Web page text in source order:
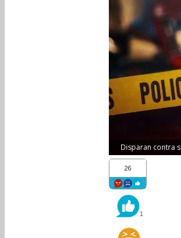
Disparan contra
26
1